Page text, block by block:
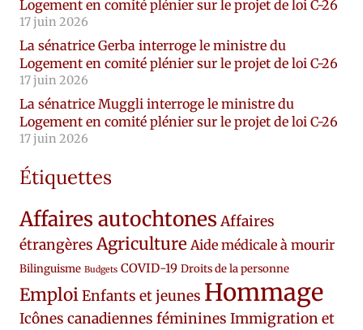
Logement en comité plénier sur le projet de loi C-26
17 juin 2026
La sénatrice Gerba interroge le ministre du
Logement en comité plénier sur le projet de loi C-26
17 juin 2026
La sénatrice Muggli interroge le ministre du
Logement en comité plénier sur le projet de loi C-26
17 juin 2026
Étiquettes
Affaires autochtones Affaires
étrangères Agriculture Aide médicale à mourir
Bilinguisme Budgets COVID-19 Droits de la personne
EmploiEnfants et jeunes Hommage
Icônes canadiennes féminines Immigration et